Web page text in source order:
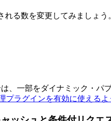
れる数を変更してみましょう
、一部をダイナミック・パ
プラグインを有効に使える